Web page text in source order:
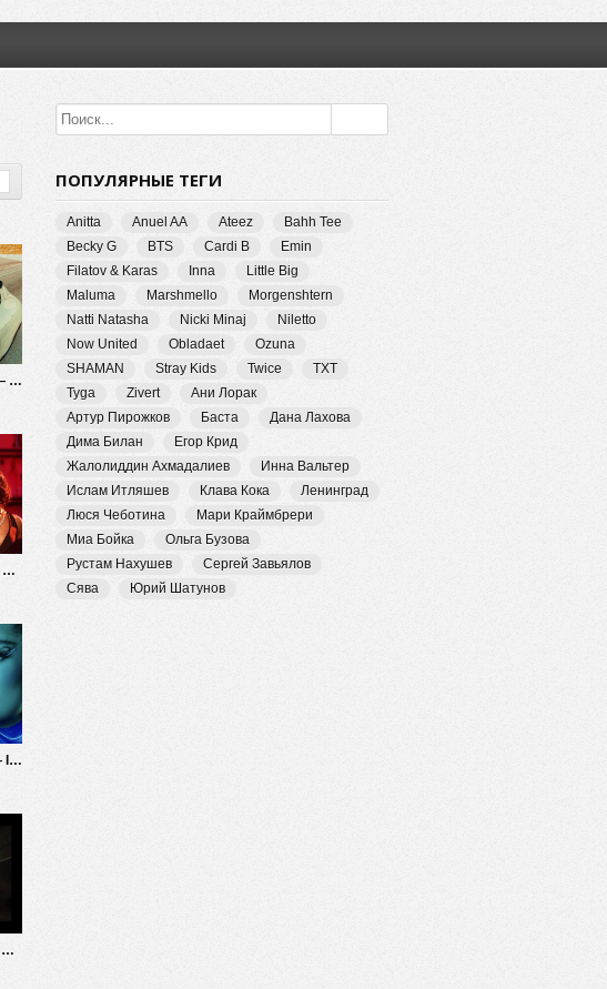
David Guetta & OneRepublic — I Don’t Wanna Wait
David Guetta, Anne-Marie, Coi Leray — Baby Don’t Hurt Me
David Guetta & Bebe Rexha — I’m Good (Blue)
Galantis, David Guetta & Little Mix — Heartbreak Anthem
ПОПУЛЯРНЫЕ ТЕГИ
Anitta Anuel AA Ateez
Bahh Tee
Becky G
BTS Cardi B
Emin
Filatov & Karas
Inna
Little Big
Maluma
Marshmello
Morgenshtern
Natti Natasha
Nicki Minaj
Niletto
Now United
Obladaet
Ozuna
SHAMAN
Stray Kids Twice
TXT
Tyga
Zivert
Ани Лорак
Артур Пирожков
Баста
Дана Лахова
Дима Билан
Егор Крид
Жалолиддин Ахмадалиев
Инна Вальтер
Ислам Итляшев
Клава Кока
Ленинград
Люся Чеботина
Мари Краймбрери
Миа Бойка
Ольга Бузова
Рустам Нахушев
Сергей Завьялов
Сява
Юрий Шатунов